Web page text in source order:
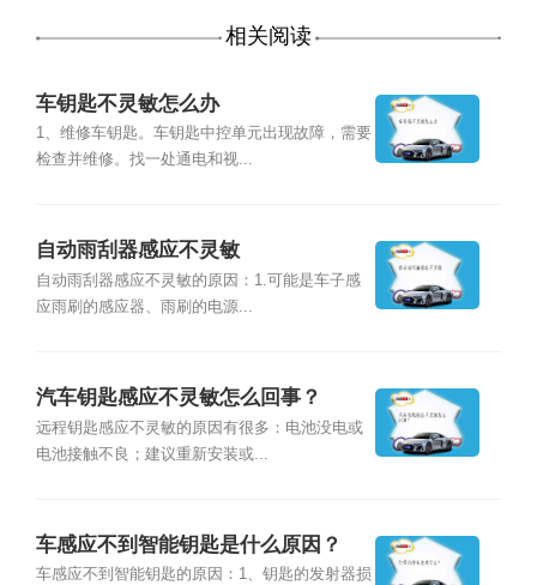
相关阅读
车钥匙不灵敏怎么办
1、维修车钥匙。车钥匙中控单元出现故障，需要
检查并维修。找一处通电和视...
自动雨刮器感应不灵敏
自动雨刮器感应不灵敏的原因：1.可能是车子感
应雨刷的感应器、雨刷的电源...
汽车钥匙感应不灵敏怎么回事？
远程钥匙感应不灵敏的原因有很多：电池没电或
电池接触不良；建议重新安装或...
车感应不到智能钥匙是什么原因？
车感应不到智能钥匙的原因：1、钥匙的发射器损